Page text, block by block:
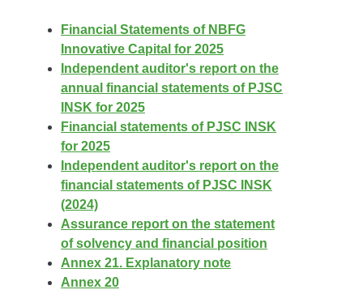
Financial Statements of NBFG
Innovative Capital for 2025
Independent auditor's report on the
annual financial statements of PJSC
INSK for 2025
Financial statements of PJSC INSK
for 2025
Independent auditor's report on the
financial statements of PJSC INSK
(2024)
Assurance report on the statement
of solvency and financial position
Annex 21. Explanatory note
Annex 20